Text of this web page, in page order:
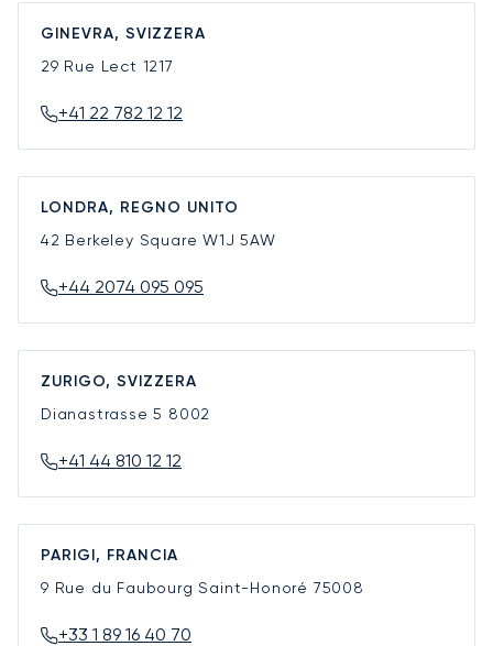
GINEVRA, SVIZZERA
29 Rue Lect 1217
+41 22 782 12 12
LONDRA, REGNO UNITO
42 Berkeley SquareW1J 5AW
+44 2074 095 095
ZURIGO, SVIZZERA
Dianastrasse 5 8002
+41 44 810 12 12
PARIGI, FRANCIA
9 Rue du Faubourg Saint-Honoré 75008
+33 1 89 16 40 70